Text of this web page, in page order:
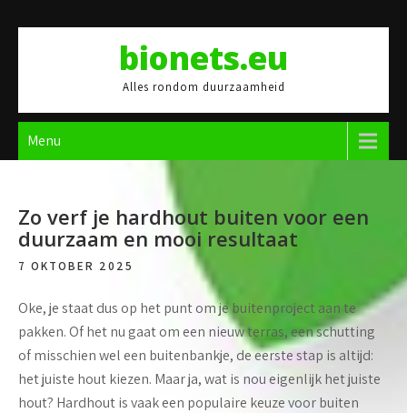
bionets.eu
Alles rondom duurzaamheid
Menu
Zo verf je hardhout buiten voor een
duurzaam en mooi resultaat
7 OKTOBER 2025
Oke, je staat dus op het punt om je buitenproject aan te
pakken. Of het nu gaat om een nieuw terras, een schutting
of misschien wel een buitenbankje, de eerste stap is altijd:
het juiste hout kiezen. Maar ja, wat is nou eigenlijk het juiste
hout? Hardhout is vaak een populaire keuze voor buiten